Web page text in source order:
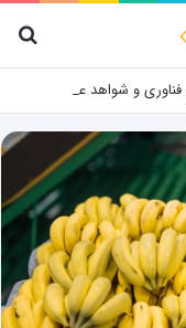
و شواهد علمی